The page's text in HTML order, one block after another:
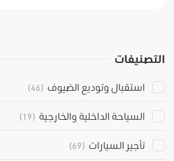
التصنيفات
استقبال وتوديع الضيوف (46)
السياحة الداخلية والخارجية (19)
تأجير السيارات (69)